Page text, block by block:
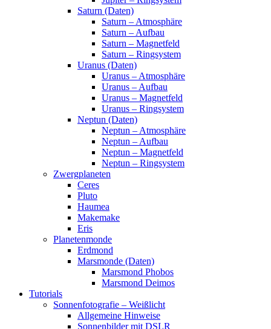
Saturn (Daten)
Saturn – Atmosphäre
Saturn – Aufbau
Saturn – Magnetfeld
Saturn – Ringsystem
Uranus (Daten)
Uranus – Atmosphäre
Uranus – Aufbau
Uranus – Magnetfeld
Uranus – Ringsystem
Neptun (Daten)
Neptun – Atmosphäre
Neptun – Aufbau
Neptun – Magnetfeld
Neptun – Ringsystem
Zwergplaneten
Ceres
Pluto
Haumea
Makemake
Eris
Planetenmonde
Erdmond
Marsmonde (Daten)
Marsmond Phobos
Marsmond Deimos
Tutorials
Sonnenfotografie – Weißlicht
Allgemeine Hinweise
Sonnenbilder mit DSLR